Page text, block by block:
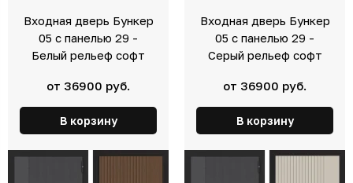
Входная дверь Бункер
05 с панелью 29 -
Белый рельеф софт
от 36900 руб.
В корзину
Входная дверь Бункер
05 с панелью 29 -
Серый рельеф софт
от 36900 руб.
В корзину